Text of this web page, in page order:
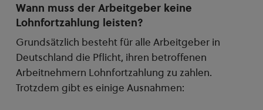
Wann muss der Arbeitgeber keine
Lohnfortzahlung leisten?
Grundsätzlich besteht für alle Arbeitgeber in
Deutschland die Pflicht, ihren betroffenen
Arbeitnehmern Lohnfortzahlung zu zahlen.
Trotzdem gibt es einige Ausnahmen: